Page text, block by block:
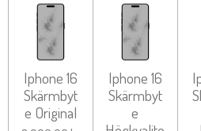
Iphone 16
Skärmbyt
e Original
Iphone 16
Skärmbyt
e